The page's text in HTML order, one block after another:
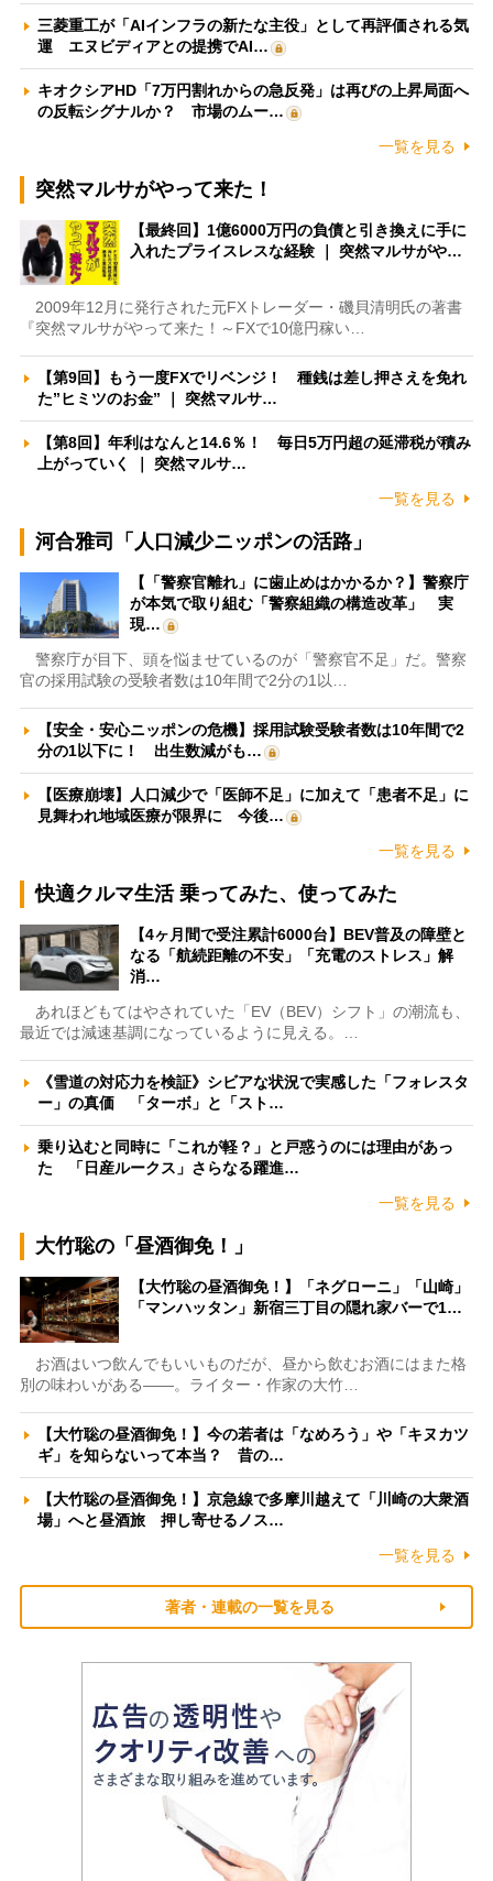
三菱重工が「AIインフラの新たな主役」として再評価される気
運 エヌビディアとの提携でAI…
キオクシアHD「7万円割れからの急反発」は再びの上昇局面へ
の反転シグナルか？ 市場のムー…
一覧を見る
突然マルサがやって来た！
【最終回】1億6000万円の負債と引き換えに手に
入れたプライスレスな経験 ｜ 突然マルサがや…
2009年12月に発行された元FXトレーダー・磯貝清明氏の著書
『突然マルサがやって来た！～FXで10億円稼い…
【第9回】もう一度FXでリベンジ！ 種銭は差し押さえを免れ
た”ヒミツのお金” ｜ 突然マルサ…
【第8回】年利はなんと14.6％！ 毎日5万円超の延滞税が積み
上がっていく ｜ 突然マルサ…
一覧を見る
河合雅司「人口減少ニッポンの活路」
【「警察官離れ」に歯止めはかかるか？】警察庁
が本気で取り組む「警察組織の構造改革」 実
現…
警察庁が目下、頭を悩ませているのが「警察官不足」だ。警察
官の採用試験の受験者数は10年間で2分の1以…
【安全・安心ニッポンの危機】採用試験受験者数は10年間で2
分の1以下に！ 出生数減がも…
【医療崩壊】人口減少で「医師不足」に加えて「患者不足」に
見舞われ地域医療が限界に 今後…
一覧を見る
快適クルマ生活 乗ってみた、使ってみた
【4ヶ月間で受注累計6000台】BEV普及の障壁と
なる「航続距離の不安」「充電のストレス」解
消…
あれほどもてはやされていた「EV（BEV）シフト」の潮流も、
最近では減速基調になっているように見える。…
《雪道の対応力を検証》シビアな状況で実感した「フォレスタ
ー」の真価 「ターボ」と「スト…
乗り込むと同時に「これが軽？」と戸惑うのには理由があっ
た 「日産ルークス」さらなる躍進…
一覧を見る
大竹聡の「昼酒御免！」
【大竹聡の昼酒御免！】「ネグローニ」「山崎」
「マンハッタン」新宿三丁目の隠れ家バーで1…
お酒はいつ飲んでもいいものだが、昼から飲むお酒にはまた格
別の味わいがある――。ライター・作家の大竹…
【大竹聡の昼酒御免！】今の若者は「なめろう」や「キヌカツ
ギ」を知らないって本当？ 昔の…
【大竹聡の昼酒御免！】京急線で多摩川越えて「川崎の大衆酒
場」へと昼酒旅 押し寄せるノス…
一覧を見る
著者・連載の一覧を見る